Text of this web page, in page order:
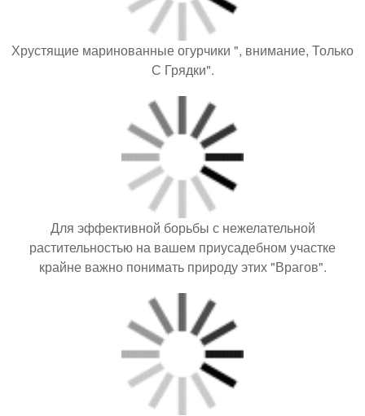
Хрустящие маринованные огурчики ", внимание, Только
С Грядки".
Для эффективной борьбы с нежелательной
растительностью на вашем приусадебном участке
крайне важно понимать природу этих "Врагов".